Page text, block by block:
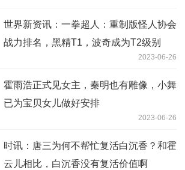
世界新资讯：一拳超人：重制版怪人协会
战力排名，黑精T1，波奇成为T2级别
2023-06-26
霍雨浩正式见女主，秦明也有雕像，小舞
已为宝贝女儿做好安排
2023-06-26
时讯：唐三为何不帮忙复活白沉香？和霍
云儿相比，白沉香没有复活价值啊